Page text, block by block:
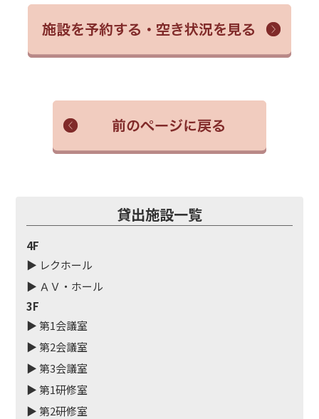
貸出施設一覧
4F
▶ レクホール
▶ ＡＶ・ホール
3F
▶ 第1会議室
▶ 第2会議室
▶ 第3会議室
▶ 第1研修室
▶ 第2研修室